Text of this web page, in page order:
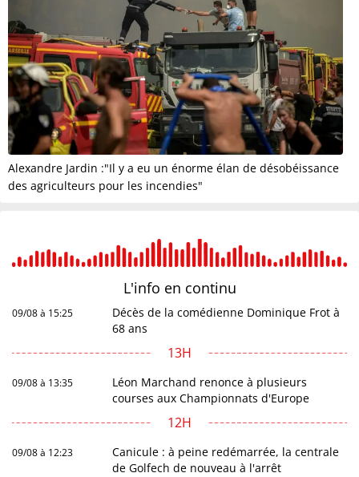
Alexandre Jardin :"Il y a eu un énorme élan de désobéissance
des agriculteurs pour les incendies"
L'info en continu
09/08 à 15:25
Décès de la comédienne Dominique Frot à
68 ans
13H
09/08 à 13:35
Léon Marchand renonce à plusieurs
courses aux Championnats d'Europe
12H
09/08 à 12:23
Canicule : à peine redémarrée, la centrale
de Golfech de nouveau à l'arrêt